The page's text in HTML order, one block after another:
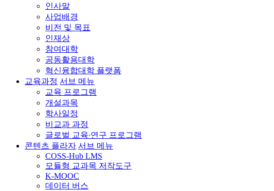
인사말
사업배경
비전 및 목표
인재상
참여대학
공동활용대학
혁신융합대학 플랫폼
교육과정 서브 메뉴
교육 프로그램
개설과목
학사일정
비교과 과정
글로벌 교육∙연구 프로그램
콘텐츠 플라자 서브 메뉴
COSS-Hub LMS
모듈형 교과목 저작도구
K-MOOC
데이터 버스